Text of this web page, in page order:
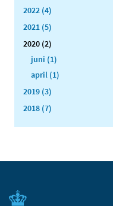
2022 (4)
2021 (5)
2020 (2)
juni (1)
april (1)
2019 (3)
2018 (7)